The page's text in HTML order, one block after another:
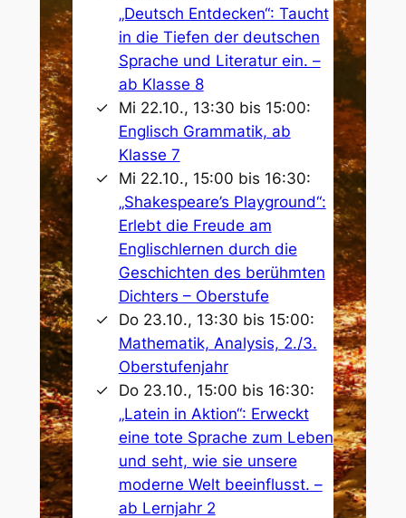
„Deutsch Entdecken“: Taucht
in die Tiefen der deutschen
Sprache und Literatur ein. –
ab Klasse 8
Mi 22.10., 13:30 bis 15:00:
Englisch Grammatik, ab
Klasse 7
Mi 22.10., 15:00 bis 16:30:
„Shakespeare’s Playground“:
Erlebt die Freude am
Englischlernen durch die
Geschichten des berühmten
Dichters – Oberstufe
Do 23.10., 13:30 bis 15:00:
Mathematik, Analysis, 2./3.
Oberstufenjahr
Do 23.10., 15:00 bis 16:30:
„Latein in Aktion“: Erweckt
eine tote Sprache zum Leben
und seht, wie sie unsere
moderne Welt beeinflusst. –
ab Lernjahr 2